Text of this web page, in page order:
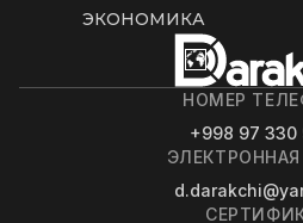
ЭКОНОМИКА
НОМЕР
+998 97 330